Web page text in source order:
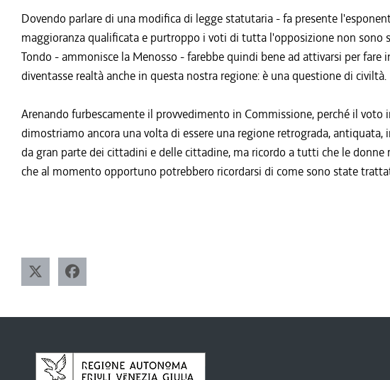
Dovendo parlare di una modifica di legge statutaria - fa presente
maggioranza qualificata e purtroppo i voti di tutta l'opposizione non sono
Tondo - ammonisce la Menosso - farebbe quindi bene ad attivarsi per fare
diventasse realtà anche in questa nostra regione: è una questione di civiltà.
Arenando furbescamente il provvedimento in Commissione, perché il
dimostriamo ancora una volta di essere una regione retrograda, antiquata,
da gran parte dei cittadini e delle cittadine, ma ricordo a tutti che le
che al momento opportuno potrebbero ricordarsi di come sono state